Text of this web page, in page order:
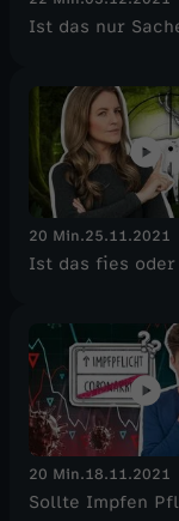
Ist das nur
20 Min.25.11.2021
Ist das fies
20 Min.18.11.2021
Sollte Impfen